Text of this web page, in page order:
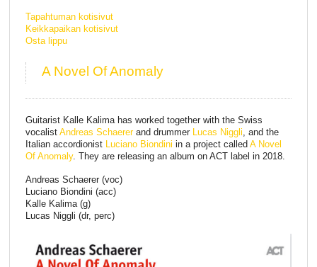
Tapahtuman kotisivut
Keikkapaikan kotisivut
Osta lippu
A Novel Of Anomaly
Guitarist Kalle Kalima has worked together with the Swiss
vocalist Andreas Schaererand drummer Lucas Niggli , and the
Italian accordionist Luciano Biondini in a project called A Novel
Of Anomaly. They are releasing an album on ACT label in 2018.
Andreas Schaerer (voc)
Luciano Biondini (acc)
Kalle Kalima (g)
Lucas Niggli (dr, perc)